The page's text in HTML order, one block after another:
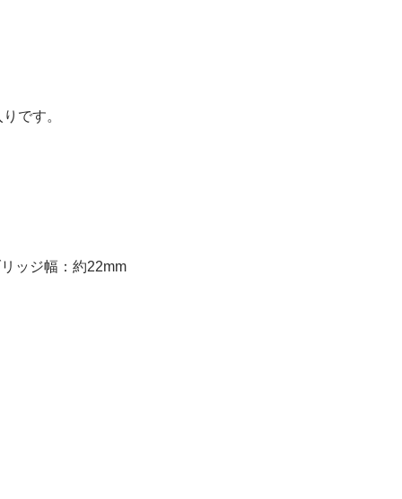
です。
ッジ幅：約22mm